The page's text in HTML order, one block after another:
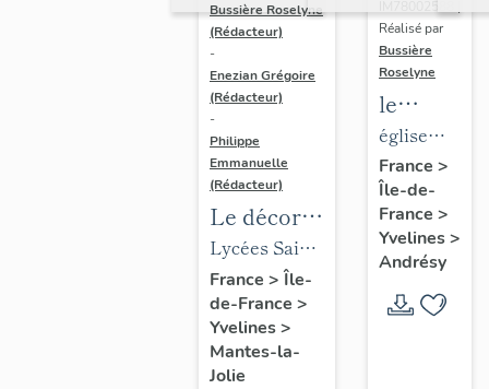
Bussière Roselyne
(Rédacteur)
-
Enezian Grégoire
(Rédacteur)
-
Philippe
Emmanuelle
(Rédacteur)
Le décor
des lycées
de Mantes
Lycées Saint-
Exupéry et
Jean Rostand
France > Île-
de-France >
Yvelines>
Mantes-la-
Jolie
Réalisé par
Bussière
Roselyne
le
mobilier
de
l'église
Saint-
Germain-
de-
Paris
église
paroissiale
Saint-
Germain
France >
Île-de-
France >
Yvelines>
Andrésy